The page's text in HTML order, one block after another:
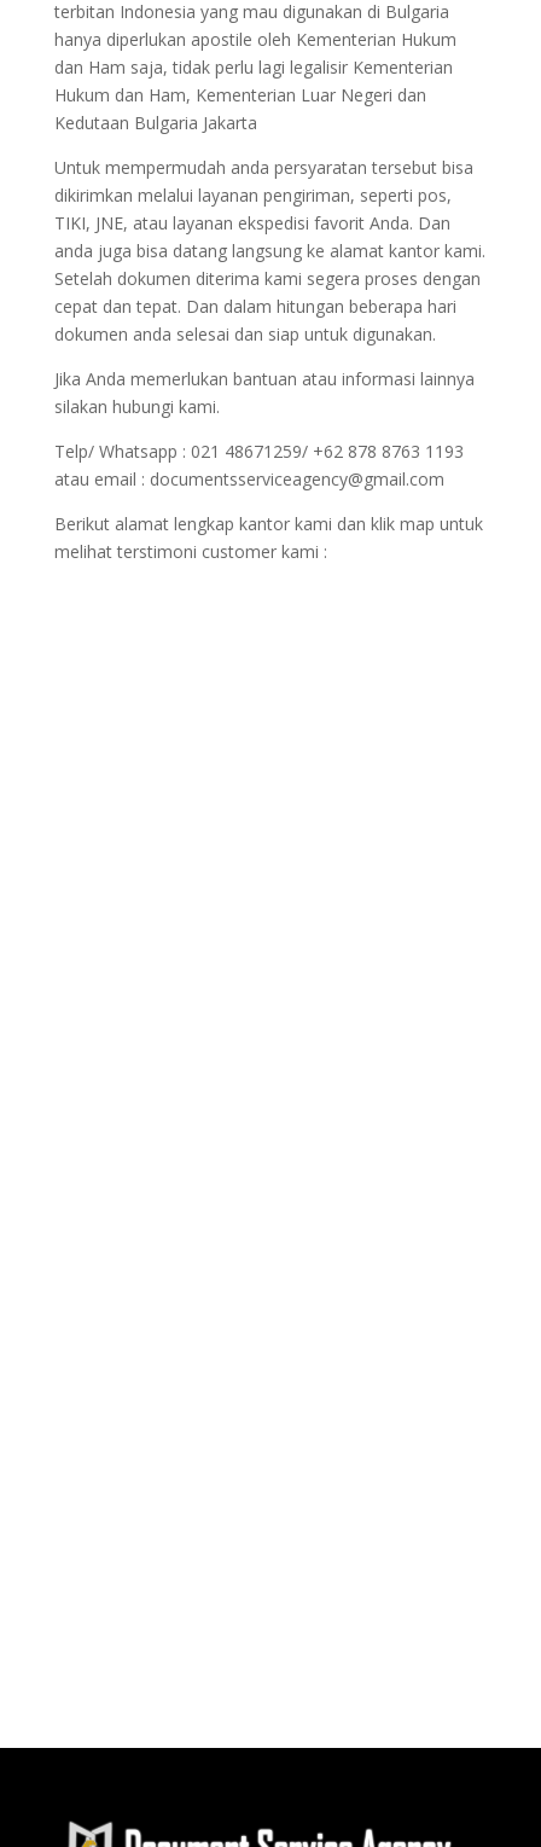
terbitan Indonesia yang mau digunakan di Bulgaria
hanya diperlukan apostile oleh Kementerian Hukum
dan Ham saja, tidak perlu lagi legalisir Kementerian
Hukum dan Ham, Kementerian Luar Negeri dan
Kedutaan Bulgaria Jakarta
Untuk mempermudah anda persyaratan tersebut bisa
dikirimkan melalui layanan pengiriman, seperti pos,
TIKI, JNE, atau layanan ekspedisi favorit Anda. Dan
anda juga bisa datang langsung ke alamat kantor kami.
Setelah dokumen diterima kami segera proses dengan
cepat dan tepat. Dan dalam hitungan beberapa hari
dokumen anda selesai dan siap untuk digunakan.
Jika Anda memerlukan bantuan atau informasi lainnya
silakan hubungi kami.
Telp/ Whatsapp : 021 48671259/ +62 878 8763 1193
atau email : documentsserviceagency@gmail.com
Berikut alamat lengkap kantor kami dan klik map untuk
melihat terstimoni customer kami :